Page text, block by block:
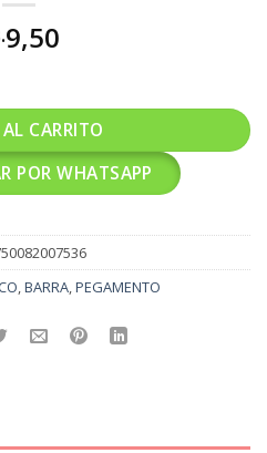
9,50
STICK 21GR 12UD cantidad
CARRITO
POR WHATSAPP
,BARRA,PEGAMENTO